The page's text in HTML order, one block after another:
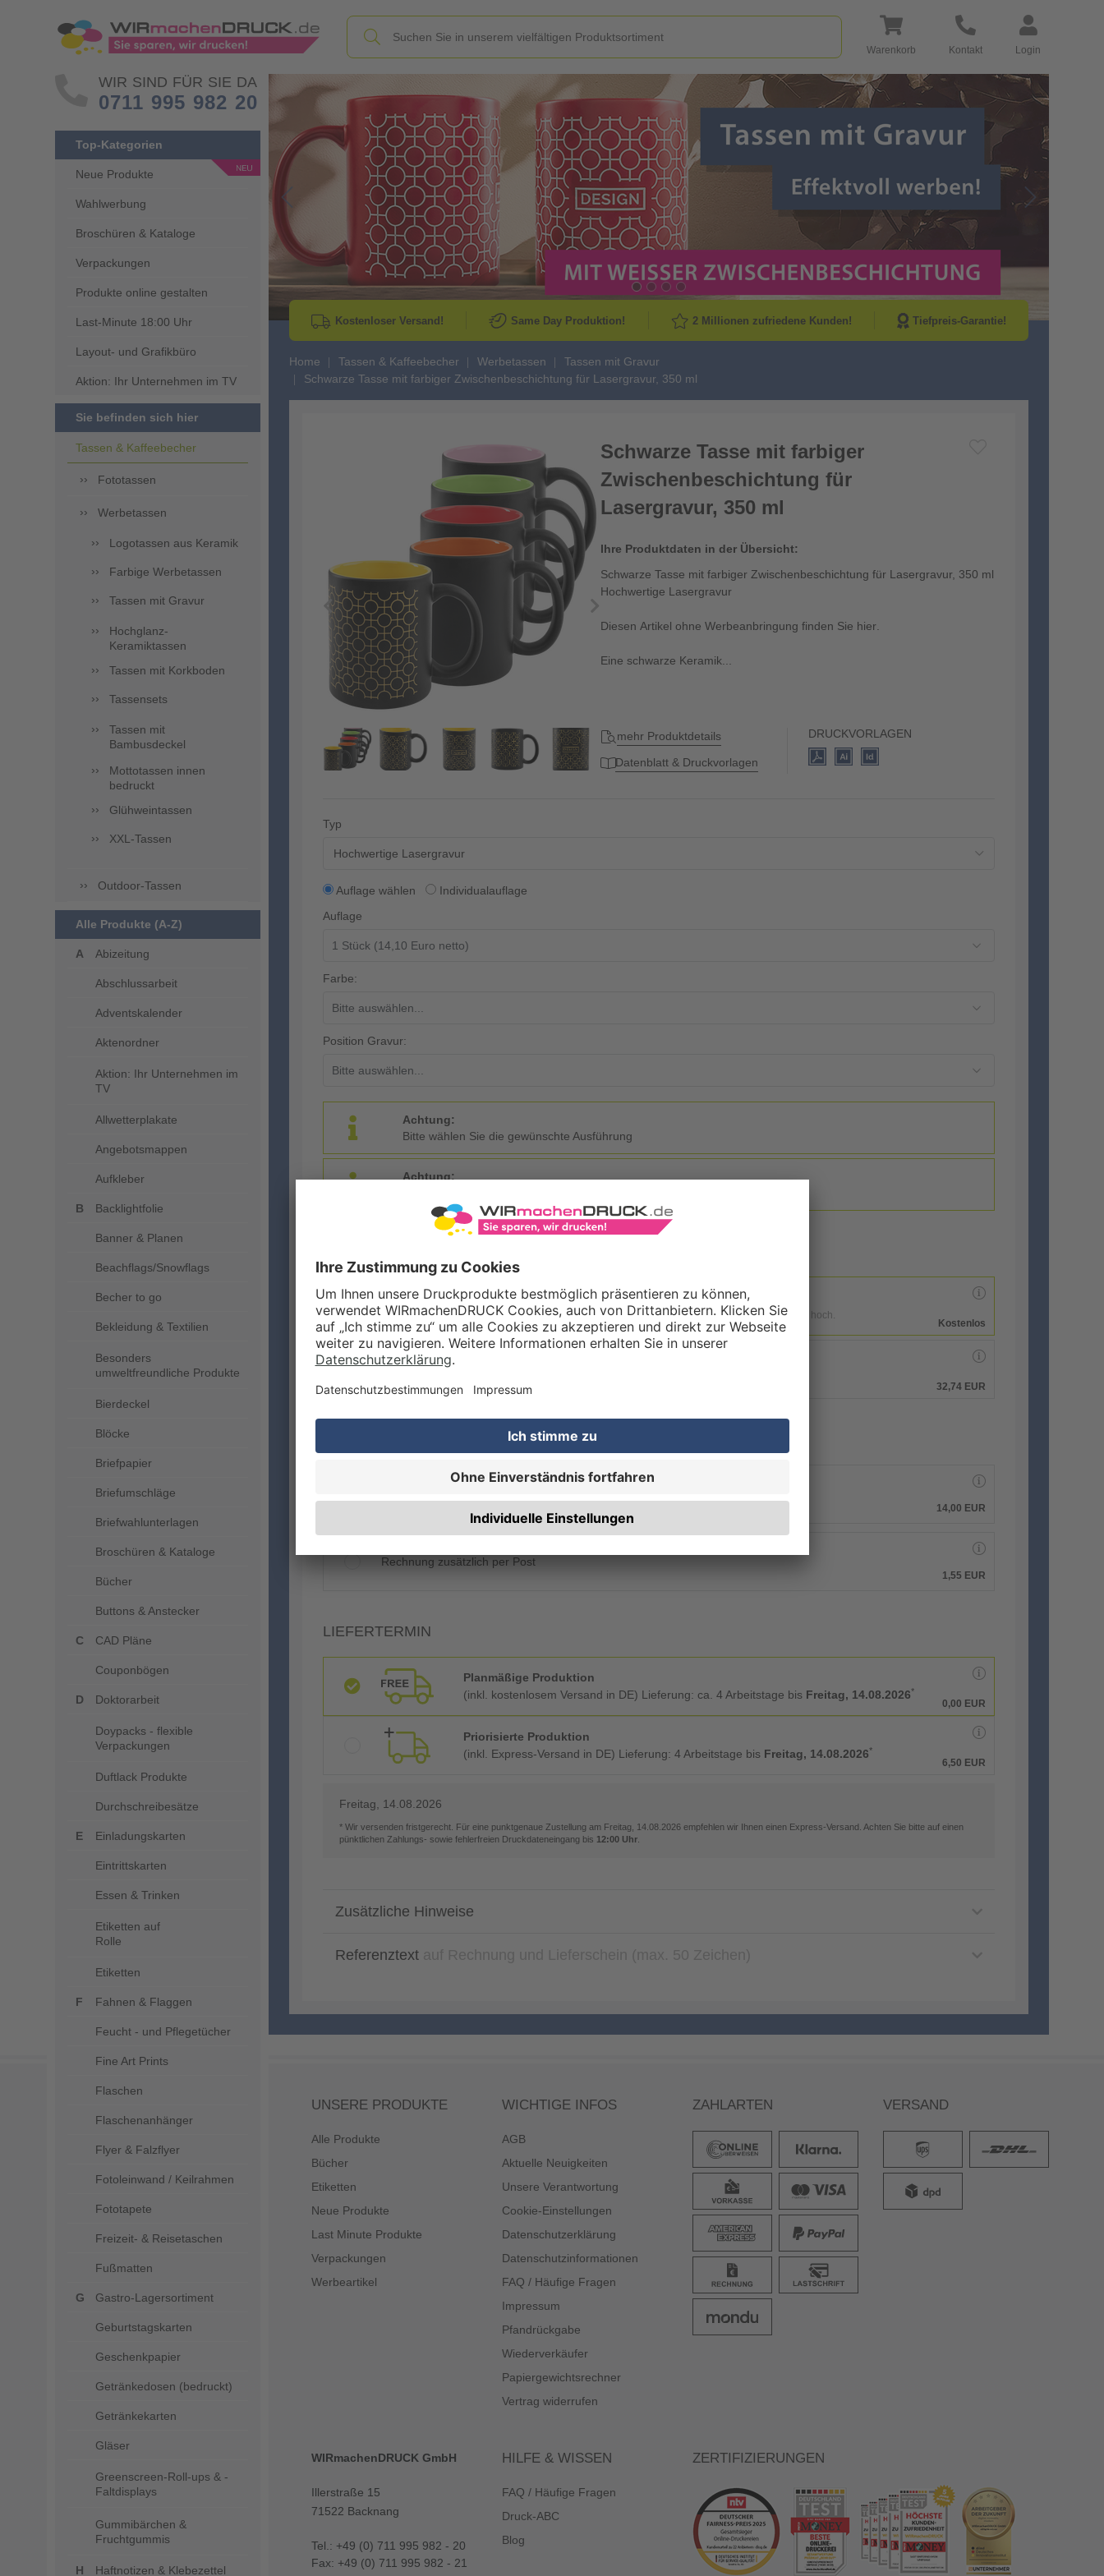
Warenkorb Kontakt Login
WIR SIND FÜR SIE DA
0711 995 982 20
Top-Kategorien
Neue Produkte
Wahlwerbung
Broschüren & Kataloge
Verpackungen
Produkte online gestalten
Last-Minute 18:00 Uhr
Layout- und Grafikbüro
Aktion: Ihr Unternehmen im TV
Sie befinden sich hier
Tassen & Kaffeebecher
Fototassen
Werbetassen
Logotassen aus Keramik
Farbige Werbetassen
Tassen mit Gravur
Hochglanz-
Keramiktassen
Tassen mit Korkboden
Tassensets
Tassen mit
Bambusdeckel
Mottotassen innen
bedruckt
Glühweintassen
XXL-Tassen
Outdoor-Tassen
Alle Produkte (A-Z)
Abizeitung
Abschlussarbeit
Adventskalender
Aktenordner
Aktion: Ihr Unternehmen im
TV
Allwetterplakate
Angebotsmappen
Aufkleber
Backlightfolie
Banner & Planen
Beachflags/Snowflags
Becher to go
Bekleidung & Textilien
Besonders
umweltfreundliche Produkte
Bierdeckel
Blöcke
Briefpapier
Briefumschläge
Briefwahlunterlagen
Broschüren & Kataloge
Bücher
Buttons & Anstecker
CAD Pläne
Couponbögen
Doktorarbeit
Doypacks - flexible
Verpackungen
Duftlack Produkte
Durchschreibesätze
Einladungskarten
Eintrittskarten
Essen & Trinken
Etiketten auf
Rolle
Etiketten
Fahnen & Flaggen
Feucht - und Pflegetücher
Fine Art Prints
Flaschen
Flaschenanhänger
Flyer & Falzflyer
Fotoleinwand / Keilrahmen
Fototapete
Freizeit- & Reisetaschen
Fußmatten
Gastro-Lagersortiment
Geburtstagskarten
Geschenkpapier
Getränkedosen (bedruckt)
Getränkekarten
Gläser
Greenscreen-Roll-ups & -
Faltdisplays
Gummibärchen &
Fruchtgummis
Haftnotizen & Klebezettel
Go to Previous Slide Go to Next
Kostenloser Versand! Same Day Produktion! 2 Millionen zufriedene Kunden! Tiefpreis-Garantie!
Home Tassen & Kaffeebecher Werbetassen
Tassen mit Gravur
Schwarze Tasse mit farbiger Zwischenbeschichtung für Lasergravur, 350 ml
Schwarze Tasse mit farbiger
Zwischenbeschichtung für
Lasergravur, 350 ml
Ihre Produktdaten in der Übersicht:
Schwarze Tasse mit farbiger Zwischenbeschichtung für Lasergravur, 350 ml
Hochwertige Lasergravur
Diesen Artikel ohne Werbeanbringung finden Sie hier
Eine schwarze Keramik...
mehr Produktdetails
Datenblatt & Druckvorlagen
DRUCKVORLAGEN
Typ
Hochwertige Lasergravur
Auflage wählen
Individualauflage
Auflage
Farbe:
Position Gravur:
Achtung:
Bitte wählen Sie die gewünschte Ausführung
Achtung:
Eigene Druckdaten
Laden Sie im Warenkorb oder nach Abschluss der Bestellung Ihre eigenen Druckdaten hoch.
Kostenlos
Gestaltungsservice
32,74 EUR
14,00 EUR
Rechnung zusätzlich per Post
1,55 EUR
LIEFERTERMIN
Planmäßige Produktion
(inkl. kostenlosem Versand in DE) Lieferung: ca. 4 Arbeitstage bis Freitag, 14.08.2026*
0,00 EUR
Priorisierte Produktion
(inkl. Express-Versand in DE) Lieferung: 4 Arbeitstage bis Freitag, 14.08.2026*
6,50 EUR
Freitag, 14.08.2026
* Wir versenden fristgerecht. Für eine punktgenaue Zustellung am Freitag, 14.08.2026 empfehlen wir Ihnen einen Express-Versand. Achten Sie bitte auf einen
pünktlichen Zahlungs- sowie fehlerfreien Druckdateneingang bis 12:00 Uhr
Zusätzliche Hinweise
Referenztext
UNSERE PRODUKTE
Alle Produkte
Bücher
Etiketten
Neue Produkte
Last Minute Produkte
Verpackungen
Werbeartikel
WICHTIGE INFOS
AGB
Aktuelle Neuigkeiten
Unsere Verantwortung
Cookie-Einstellungen
Datenschutzerklärung
Datenschutzinformationen
FAQ / Häufige Fragen
Impressum
Pfandrückgabe
Wiederverkäufer
Papiergewichtsrechner
Vertrag widerrufen
ZAHLARTEN VERSAND
WIRmachenDRUCK GmbH
Illerstraße 15
71522 Backnang
Tel.: +49 (0) 711 995 982 - 20
Fax: +49 (0) 711 995 982 - 21
HILFE & WISSEN
FAQ / Häufige Fragen
Druck-ABC
Blog
ZERTIFIZIERUNGEN